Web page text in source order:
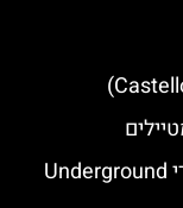
קטניה התחתית (אנדרגראונד) – סיורי Underground